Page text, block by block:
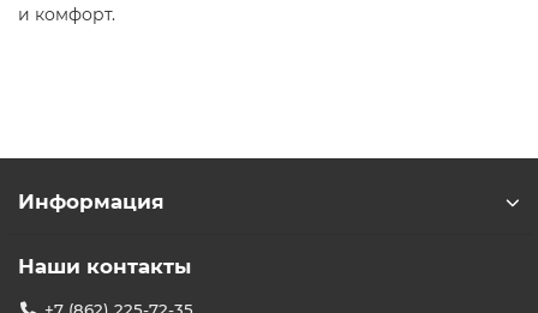
и комфорт.
Информация
Наши контакты